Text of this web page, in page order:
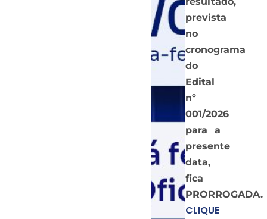
prevista
no
cronograma
do
Edital
nº
001/2026
para a
presente
data,
fica
PRORROGADA.
CLIQUE